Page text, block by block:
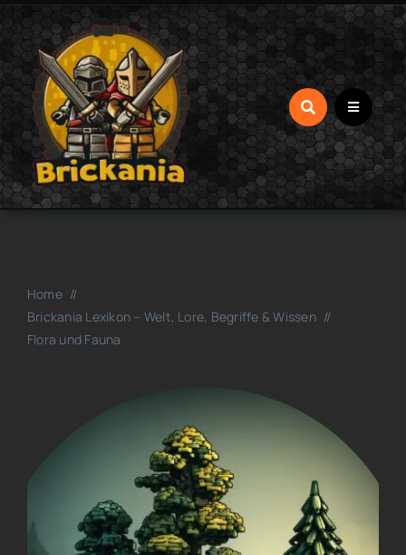
Zum
Inhalt
springen
Home
Brickania Lexikon – Welt, Lore, Begriffe & Wissen
Flora und Fauna